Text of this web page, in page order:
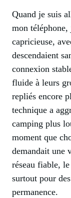
Quand je suis
mon téléphone,
capricieuse,
descendaient
connexion
fluide à leurs
repliés encore
technique a
camping plus
moment que
demandait une
réseau fiable,
surtout pour
permanence.